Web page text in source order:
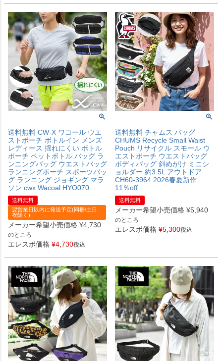
送料無料 CW-X ワコール ウエ
ストポーチ ボトルイン メンズ
レディース 揺れにくい ボトル
ポーチ ペットボトル バッグ ラ
ンニングバッグ ウエストバッグ
ランニングポーチ スポーツバッ
グ ランニング ジョギング マラ
ソン cwx Wacoal HYO070
送料無料
翌営業日以内に発送予定(同梱/土日
祝除く)
メーカー希望小売価格 ¥4,730
のところ
エレスポ価格 ¥4,730税込
送料無料 チャムス バッグ
CHUMS Recycle Small Waist
Pouch リサイクル スモール ウ
エストポーチ ウエストバッグ
ボディバッグ 斜めがけ ミニシ
ョルダー 約3.5L アウトドア
CH60-3964 2026春夏新作
11％off
送料無料
メーカー希望小売価格 ¥5,940
のところ
エレスポ価格 ¥5,300税込